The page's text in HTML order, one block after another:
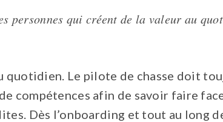
personnes qui créent de la valeur au
quotidien. Le pilote de chasse doit
compétences afin de savoir faire
Dès l’onboarding et tout au long